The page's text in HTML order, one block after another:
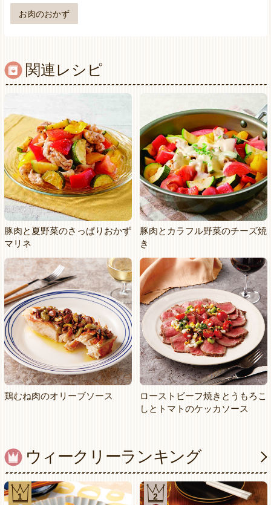
お肉のおかず
関連レシピ
豚肉と夏野菜のさっぱりおかず
マリネ
豚肉とカラフル野菜のチーズ焼
き
鶏むね肉のオリーブソース
ローストビーフ焼きとうもろこ
しとトマトのケッカソース
ウィークリーランキング
1 2